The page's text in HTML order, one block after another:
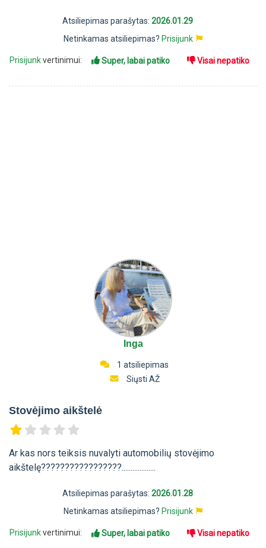
Atsiliepimas parašytas: 2026.01.29
Netinkamas atsiliepimas? Prisijunk
Prisijunkvertinimui: Super, labai patiko Visai nepatiko
Inga
1 atsiliepimas
Siųsti AŽ
Stovėjimo aikštelė
Ar kas nors teiksis nuvalyti automobilių stovėjimo
aikštelę?????????????????...................
Atsiliepimas parašytas: 2026.01.28
Netinkamas atsiliepimas? Prisijunk
Prisijunkvertinimui: Super, labai patiko Visai nepatiko